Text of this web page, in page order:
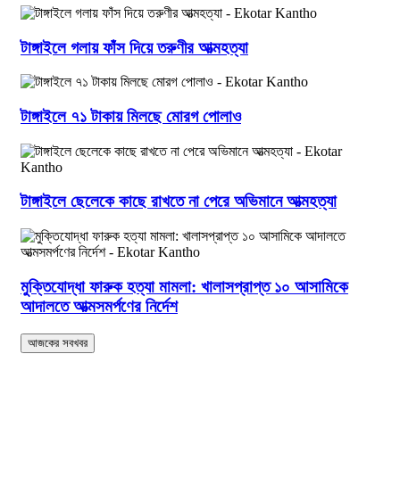
টাঙ্গাইলে গলায় ফাঁস দিয়ে তরুণীর আত্মহত্যা
টাঙ্গাইলে ৭১ টাকায় মিলছে মোরগ পোলাও
টাঙ্গাইলে ছেলেকে কাছে রাখতে না পেরে অভিমানে আত্মহত্যা
মুক্তিযোদ্ধা ফারুক হত্যা মামলা: খালাসপ্রাপ্ত ১০ আসামিকে
আদালতে আত্মসমর্পণের নির্দেশ